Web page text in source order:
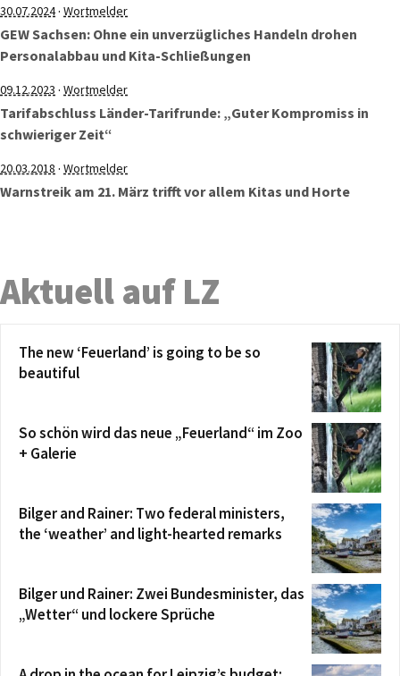
30.07.2024· Wortmelder
GEW Sachsen: Ohne ein unverzügliches Handeln drohen
Personalabbau und Kita-Schließungen
09.12.2023 · Wortmelder
Tarifabschluss Länder-Tarifrunde: „Guter Kompromiss in
schwieriger Zeit“
20.03.2018 · Wortmelder
Warnstreik am 21. März trifft vor allem Kitas und Horte
Aktuell auf LZ
The new ‘Feuerland’ is going to be so
beautiful
So schön wird das neue „Feuerland“ im Zoo
+ Galerie
Bilger and Rainer: Two federal ministers,
the ‘weather’ and light-hearted remarks
Bilger und Rainer: Zwei Bundesminister, das
„Wetter“ und lockere Sprüche